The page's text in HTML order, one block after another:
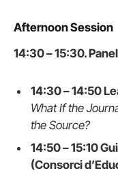
Afternoon Session
14:30 – 15:30.
14:30 – 14:50
What If the
the Source?
14:50 – 15:10
(Consorci